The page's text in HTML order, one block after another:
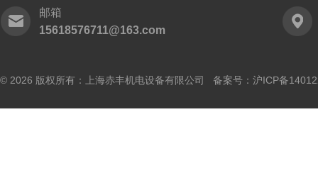
邮箱
15618576711@163.com
© 2026 版权所有：上海赤丰机电设备有限公司 备案号： 沪ICP备